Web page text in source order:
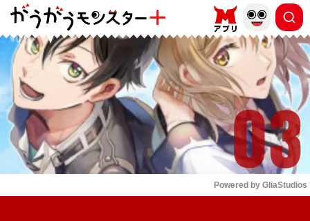
もっと読む
Powered by GliaStudios